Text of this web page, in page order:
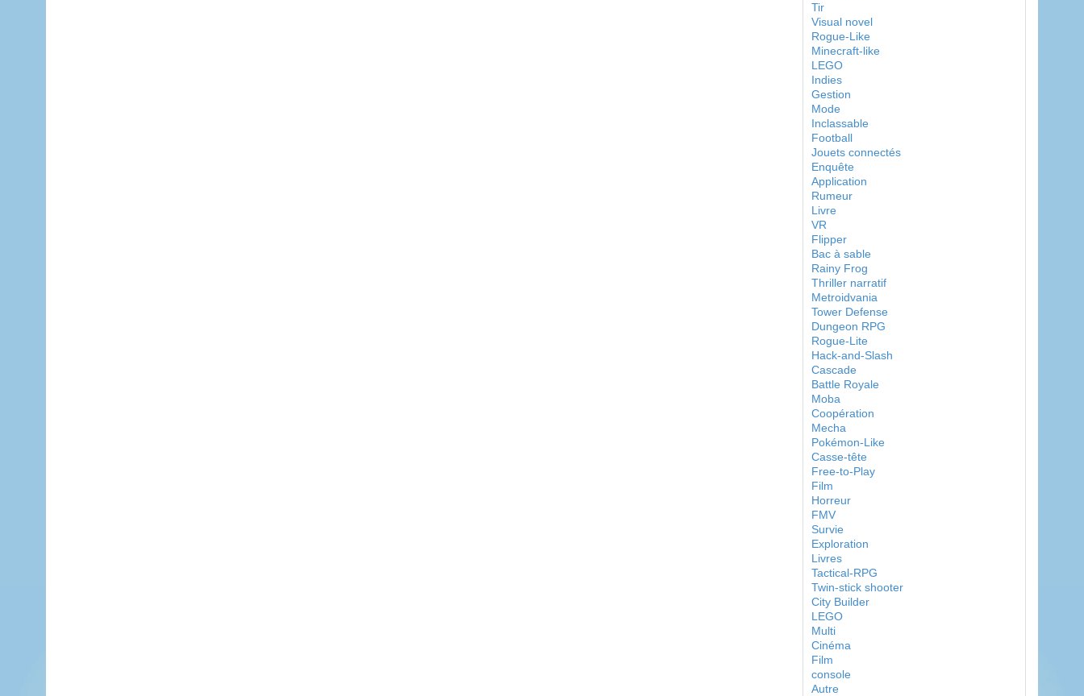
Tir
Visual novel
Rogue-Like
Minecraft-like
LEGO
Indies
Gestion
Mode
Inclassable
Football
Jouets connectés
Enquête
Application
Rumeur
Livre
VR
Flipper
Bac à sable
Rainy Frog
Thriller narratif
Metroidvania
Tower Defense
Dungeon RPG
Rogue-Lite
Hack-and-Slash
Cascade
Battle Royale
Moba
Coopération
Mecha
Pokémon-Like
Casse-tête
Free-to-Play
Film
Horreur
FMV
Survie
Exploration
Livres
Tactical-RPG
Twin-stick shooter
City Builder
LEGO
Multi
Cinéma
Film
console
Autre